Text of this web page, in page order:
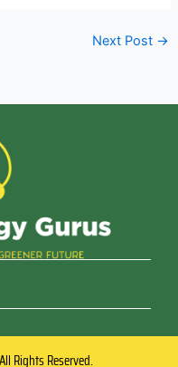
Next Post →
Rights Reserved.